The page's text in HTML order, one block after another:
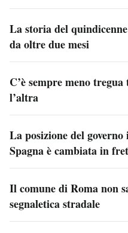
La storia del
da oltre due mesi
C’è sempre meno
l’altra
La posizione del
Spagna è cambiata in
Il comune di Roma non
segnaletica stradale